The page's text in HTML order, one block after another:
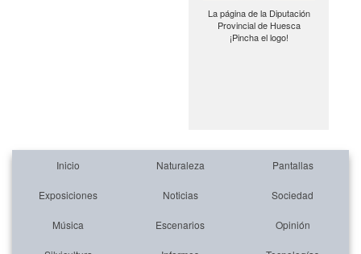
La página de la Diputación
Provincial de Huesca
¡Pincha el logo!
Inicio Naturaleza Pantallas
Exposiciones Noticias Sociedad
Música Escenarios Opinión